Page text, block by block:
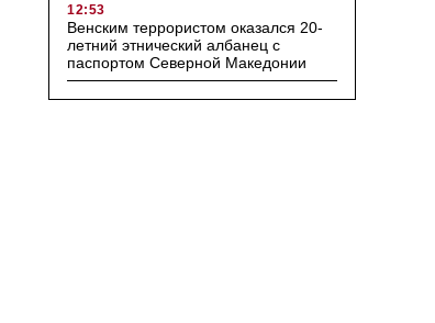
12:53
Венским террористом оказался 20-
летний этнический албанец с
паспортом Северной Македонии